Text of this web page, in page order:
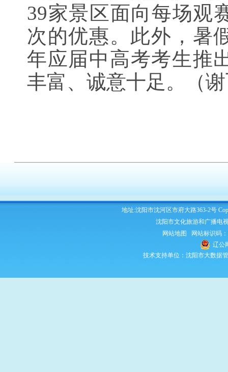
39家景区面向每场观
次的优惠。此外，暑
年应届中高考考生推
丰富、诚意十足。（
地址:沈阳市沈河区市府大路363-2号
沈阳市文化旅游和广播电
网站地图
网站标识码
辽公
技术支持单位：沈阳市大数据